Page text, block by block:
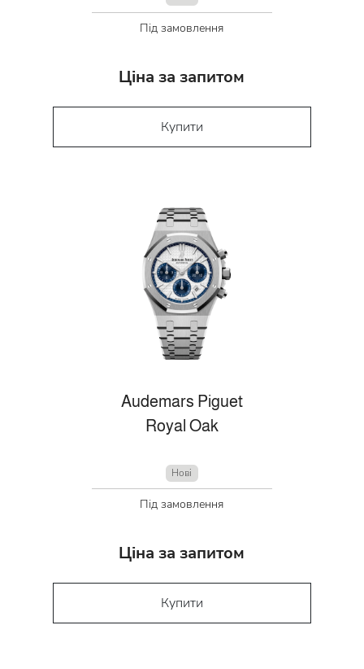
Під замовлення
Ціна за запитом
Купити
Audemars Piguet
Royal Oak
Нові
Під замовлення
Ціна за запитом
Купити